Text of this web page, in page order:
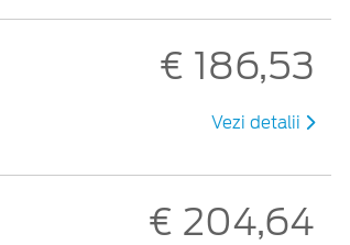
€ 186,53
Vezi detalii
€ 204,64